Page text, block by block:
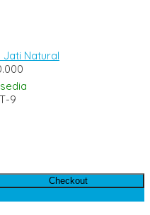
Jati Natural
9
Checkout